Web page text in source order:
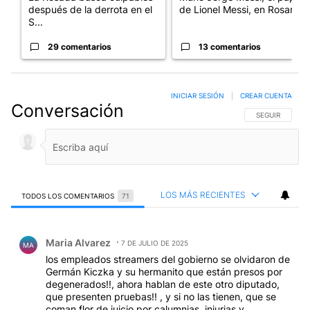
después de la derrota en el
S...
29 comentarios
de Lionel Messi, en Rosario
13 comentarios
Conversación SIGA ESTA
SEGUIR
INICIAR SESIÓN CREAR CUENTA
TODOS LOS COMENTARIOS 71 LOS MÁS RECIENTES
MA Maria Alvarez 7 DE JULIO DE 2025
los empleados streamers del gobierno se olvidaron de
Germán Kiczka y su hermanito que están presos por
degenerados!!, ahora hablan de este otro diputado,
que presenten pruebas!! , y si no las tienen, que se